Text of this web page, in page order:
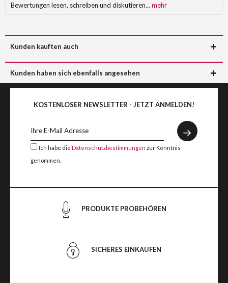
Bewertungen lesen, schreiben und diskutieren... mehr
Kunden kauften auch
Kunden haben sich ebenfalls angesehen
KOSTENLOSER NEWSLETTER - JETZT ANMELDEN!
Ich habe die Datenschutzbestimmungen zur Kenntnis
genommen.
PRODUKTE PROBEHÖREN
SICHERES EINKAUFEN